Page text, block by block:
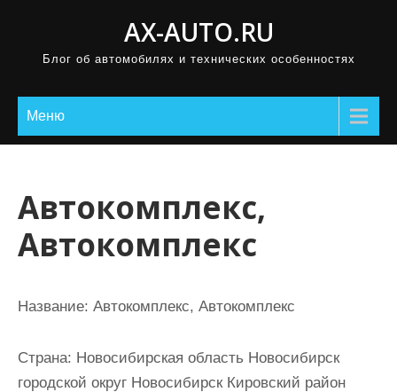
AX-AUTO.RU
Блог об автомобилях и технических особенностях
Меню
Автокомплекс,
Автокомплекс
Название: Автокомплекс, Автокомплекс
Страна: Новосибирская область Новосибирск
городской округ Новосибирск Кировский район